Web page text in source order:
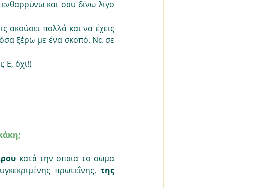
ακούσει πολλά και να έχεις
ξέρω με ένα σκοπό. Να σε
Ε, όχι!)
κατά την οποία το σώμα
πρωτεΐνης, της